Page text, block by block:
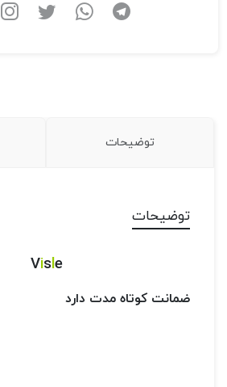
توضیحات
توضیحات
Visle
ضمانت کوتاه مدت دارد